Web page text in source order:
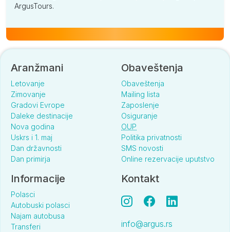
ArgusTours.
Aranžmani
Letovanje
Zimovanje
Gradovi Evrope
Daleke destinacije
Nova godina
Uskrs i 1. maj
Dan državnosti
Dan primirja
Obaveštenja
Obaveštenja
Mailing lista
Zaposlenje
Osiguranje
OUP
Politika privatnosti
SMS novosti
Online rezervacije uputstvo
Informacije
Polasci
Autobuski polasci
Najam autobusa
Transferi
Kontakt
info@argus.rs